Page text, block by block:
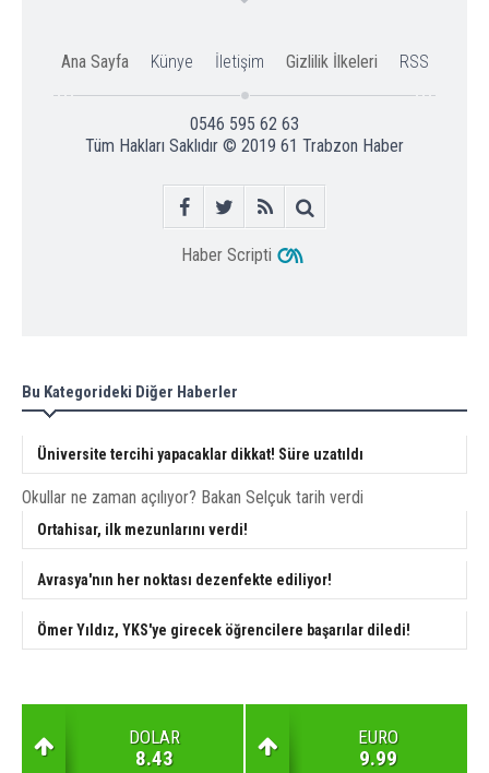
Ana Sayfa Künye İletişim Gizlilik İlkeleri RSS
0546 595 62 63
Tüm Hakları Saklıdır © 2019 61 Trabzon Haber
Haber Scripti
Bu Kategorideki Diğer Haberler
Üniversite tercihi yapacaklar dikkat! Süre uzatıldı
Okullar ne zaman açılıyor? Bakan Selçuk tarih verdi
Ortahisar, ilk mezunlarını verdi!
Avrasya'nın her noktası dezenfekte ediliyor!
Ömer Yıldız, YKS'ye girecek öğrencilere başarılar diledi!
DOLAR
8.43
EURO
9.99